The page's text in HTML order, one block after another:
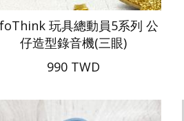
玩具總動員5系列 公
仔造型錄音機(三眼)
990 TWD